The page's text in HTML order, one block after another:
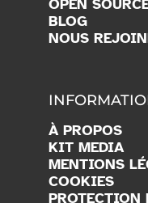
OPEN
BLOG
NOUS
À PROPOS
KIT MEDIA
MENTIONS
COOKIES
PROTECTION